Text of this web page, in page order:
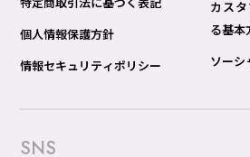
個人情報保護方針
情報セキュリティポリシー
カス
る基本
ソーシ
SNS